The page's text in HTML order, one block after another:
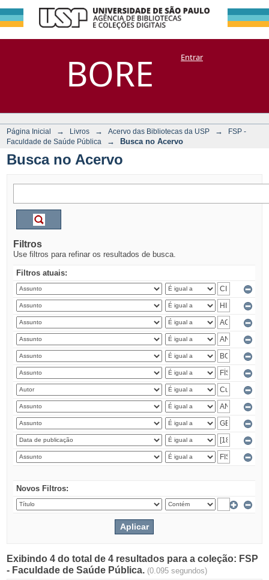
BORE
Busca no Acervo
DSpace/Manakin + CoriscoEntrar
Página Inicial → Livros → Acervo das Bibliotecas da USP →
FSP -
Faculdade de Saúde Pública
→ Busca no Acervo
Busca no Acervo
Filtros
Use filtros para refinar os resultados de busca.
Filtros atuais:
Novos Filtros:
Exibindo 4 do total de 4 resultados para a coleção: FSP
- Faculdade de Saúde Pública. (0.095 segundos)